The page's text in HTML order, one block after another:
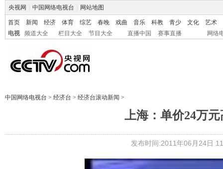
央视网 中国网络电视台 网站地图
首页 新闻 经济 体育 综艺 春晚 戏曲 音乐 科教 青少 文化
艺术
电视
频道大全 栏目大全 节目大全 直播中国 赛事直播 网络
中国网络电视台 > 经济台 > 经济台滚动新闻 >
上海：单价24万
发布时间:2011年06月24日